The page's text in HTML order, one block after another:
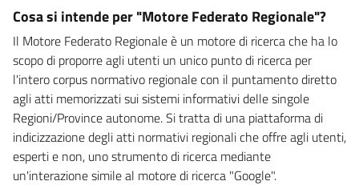
Cosa si intende per "Motore Federato Regionale"?
Il Motore Federato Regionale è un motore di ricerca che ha lo
scopo di proporre agli utenti un unico punto di ricerca per
l'intero corpus normativo regionale con il puntamento diretto
agli atti memorizzati sui sistemi informativi delle singole
Regioni/Province autonome. Si tratta di una piattaforma di
indicizzazione degli atti normativi regionali che offre agli utenti,
esperti e non, uno strumento di ricerca mediante
un'interazione simile al motore di ricerca "Google".